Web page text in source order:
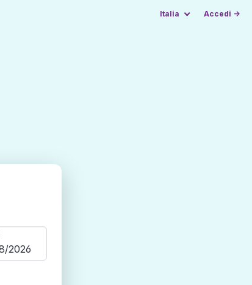
Italia Accedi →